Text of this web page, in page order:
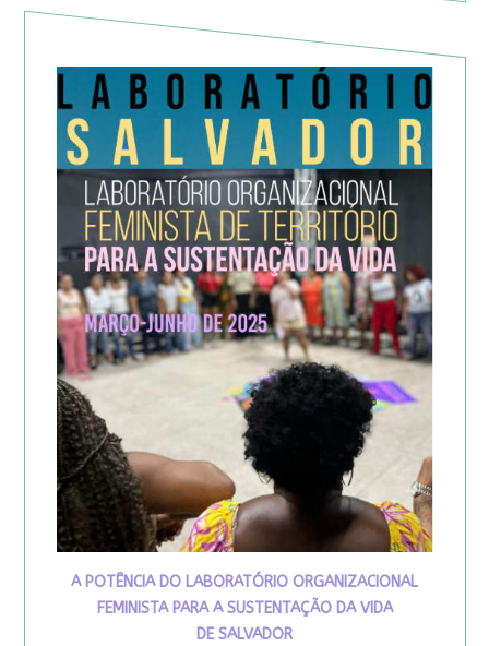
A POTÊNCIA DO LABORATÓRIO ORGANIZACIONAL
FEMINISTA PARA A SUSTENTAÇÃO DA VIDA
DE SALVADOR